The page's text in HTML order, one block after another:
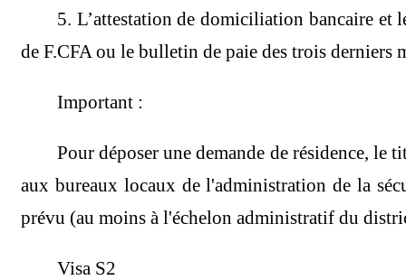
5. L’attestation de domiciliation bancaire
de F.CFA ou le bulletin de paie des trois
Important :
Pour déposer une demande de résidence,
aux bureaux locaux de l'administration de la
prévu (au moins à l'échelon administratif du
Visa S2